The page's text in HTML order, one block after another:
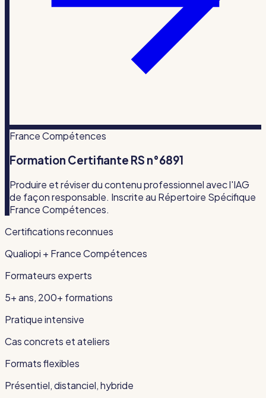
France Compétences
Formation Certifiante RS n°6891
Produire et réviser du contenu professionnel avec l'IAG
de façon responsable. Inscrite au Répertoire Spécifique
France Compétences.
Certifications reconnues
Qualiopi + France Compétences
Formateurs experts
5+ ans, 200+ formations
Pratique intensive
Cas concrets et ateliers
Formats flexibles
Présentiel, distanciel, hybride